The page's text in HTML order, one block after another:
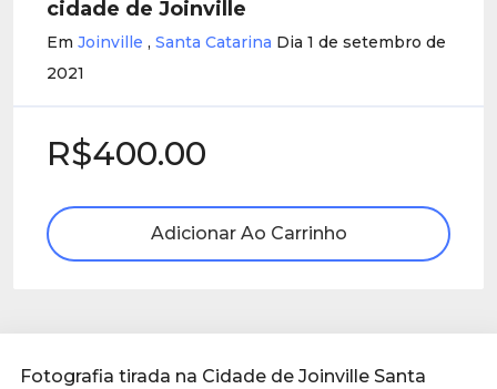
cidade de Joinville
Em Joinville , Santa Catarina Dia 1 de setembro de
2021
R$400.00
Adicionar Ao Carrinho
Fotografia tirada na Cidade de Joinville Santa